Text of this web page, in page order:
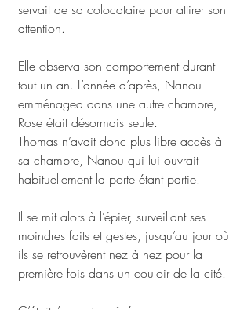
servait de sa colocataire pour attirer son
attention.
Elle observa son comportement durant
tout un an. L’année d’après, Nanou
emménagea dans une autre chambre,
Rose était désormais seule.
Thomas n’avait donc plus libre accès à
sa chambre, Nanou qui lui ouvrait
habituellement la porte étant partie.
Il se mit alors à l’épier, surveillant ses
moindres faits et gestes, jusqu’au jour où
ils se retrouvèrent nez à nez pour la
première fois dans un couloir de la cité.